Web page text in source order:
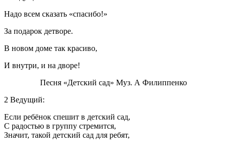
Надо всем сказать «спасибо!»
За подарок детворе.
В новом доме так красиво,
И внутри, и на дворе!
Песня «Детский сад» Муз. А Филиппенко
2 Ведущий:
Если ребёнок спешит в детский сад,
С радостью в группу стремится,
Значит, такой детский сад для ребят,